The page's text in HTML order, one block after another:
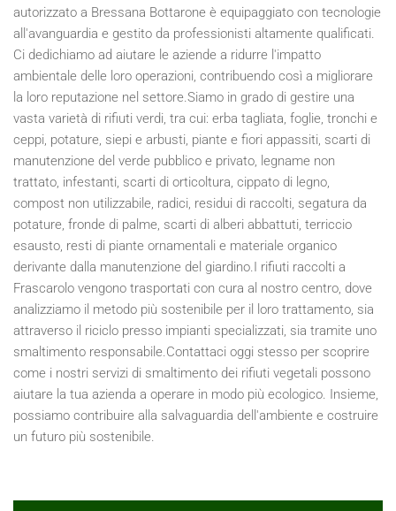
autorizzato a Bressana Bottarone è equipaggiato con tecnologie
all'avanguardia e gestito da professionisti altamente qualificati.
Ci dedichiamo ad aiutare le aziende a ridurre l'impatto
ambientale delle loro operazioni, contribuendo così a migliorare
la loro reputazione nel settore.Siamo in grado di gestire una
vasta varietà di rifiuti verdi, tra cui: erba tagliata, foglie, tronchi e
ceppi, potature, siepi e arbusti, piante e fiori appassiti, scarti di
manutenzione del verde pubblico e privato, legname non
trattato, infestanti, scarti di orticoltura, cippato di legno,
compost non utilizzabile, radici, residui di raccolti, segatura da
potature, fronde di palme, scarti di alberi abbattuti, terriccio
esausto, resti di piante ornamentali e materiale organico
derivante dalla manutenzione del giardino.I rifiuti raccolti a
Frascarolo vengono trasportati con cura al nostro centro, dove
analizziamo il metodo più sostenibile per il loro trattamento, sia
attraverso il riciclo presso impianti specializzati, sia tramite uno
smaltimento responsabile.Contattaci oggi stesso per scoprire
come i nostri servizi di smaltimento dei rifiuti vegetali possono
aiutare la tua azienda a operare in modo più ecologico. Insieme,
possiamo contribuire alla salvaguardia dell'ambiente e costruire
un futuro più sostenibile.